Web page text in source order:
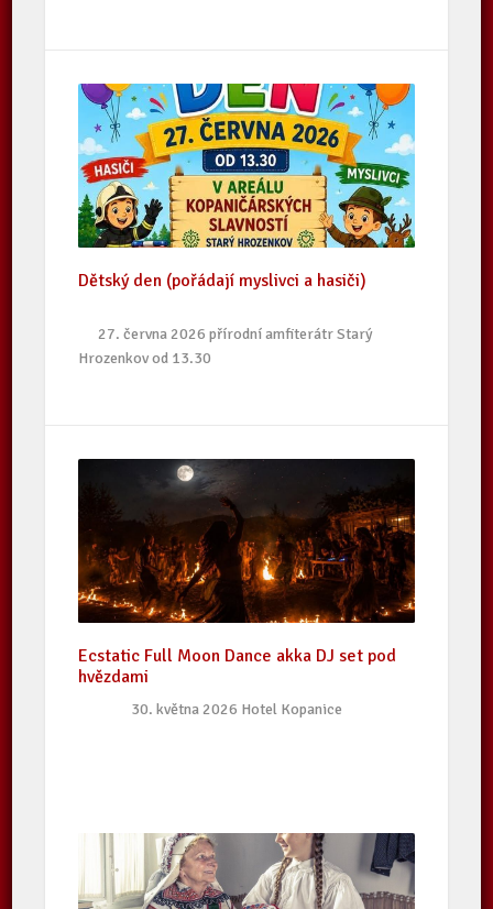
Dětský den (pořádají myslivci a hasiči)
27. června 2026 přírodní amfiterátr Starý
Hrozenkov od 13.30
Ecstatic Full Moon Dance akka DJ set pod
hvězdami
30. května 2026 Hotel Kopanice